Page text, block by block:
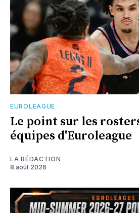
EUROLEAGUE
Le point sur les
équipes d'Euroleague
LA RÉDACTION
8 août 2026